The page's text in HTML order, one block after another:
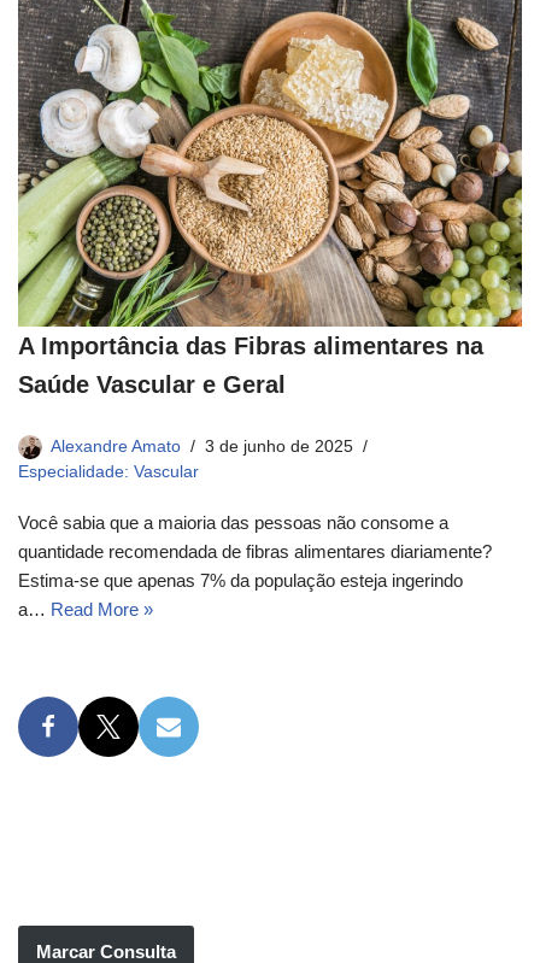
A Importância das Fibras alimentares na
Saúde Vascular e Geral
Alexandre Amato
3 de junho de 2025
Especialidade: Vascular
Você sabia que a maioria das pessoas não consome a
quantidade recomendada de fibras alimentares diariamente?
Estima-se que apenas 7% da população esteja ingerindo
a… Read More »
Marcar Consulta